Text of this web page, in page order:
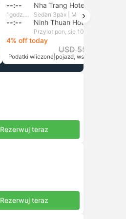
--:-- Nha Trang Hotel Transfer
1godz. i 15m Sedan 3pax | Mui Ne Private Car
--:--
Przylot pon, sie 10
4% off today
USD 55
Podatki wliczone pojazd, wszystko w cenie
Rezerwuj teraz
Rezerwuj teraz